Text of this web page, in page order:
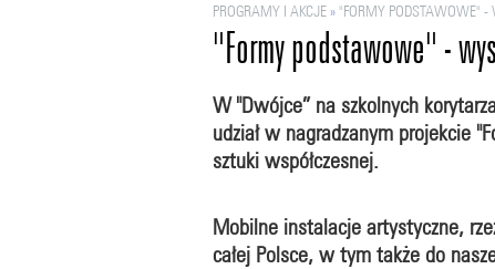
"Formy podstawowe" -
PROGRAMY I AKCJE»"FORMY PODSTAWOWE"
W "Dwójce” na szkolnych
udział w nagradzanym projekcie
sztuki współczesnej.
Mobilne instalacje artystyczne,
całej Polsce, w tym także do